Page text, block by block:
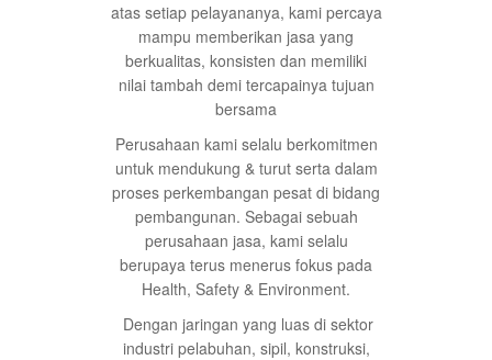
atas setiap pelayananya, kami percaya
mampu memberikan jasa yang
berkualitas, konsisten dan memiliki
nilai tambah demi tercapainya tujuan
bersama
Perusahaan kami selalu berkomitmen
untuk mendukung & turut serta dalam
proses perkembangan pesat di bidang
pembangunan. Sebagai sebuah
perusahaan jasa, kami selalu
berupaya terus menerus fokus pada
Health, Safety & Environment.
Dengan jaringan yang luas di sektor
industri pelabuhan, sipil, konstruksi,